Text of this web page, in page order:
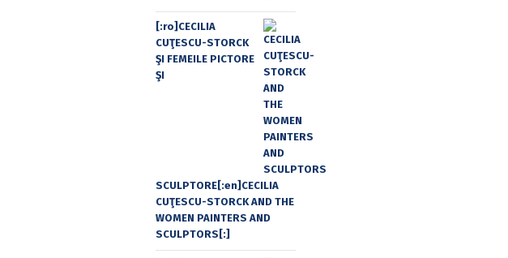
[:ro]CECILIA
CUŢESCU-STORCK
ŞI FEMEILE PICTORE
ŞI
SCULPTORE[:en]CECILIA
CUŢESCU-STORCK AND THE
WOMEN PAINTERS AND
SCULPTORS[:]